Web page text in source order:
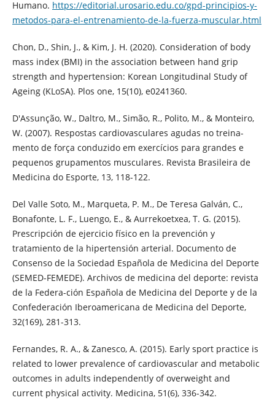
Humano. https://editorial.urosario.edu.co/gpd-principios-y-
metodos-para-el-entrenamiento-de-la-fuerza-muscular.html
Chon, D., Shin, J., & Kim, J. H. (2020). Consideration of body
mass index (BMI) in the association between hand grip
strength and hypertension: Korean Longitudinal Study of
Ageing (KLoSA). Plos one, 15(10), e0241360.
D'Assunção, W., Daltro, M., Simão, R., Polito, M., & Monteiro,
W. (2007). Respostas cardiovasculares agudas no treina-
mento de força conduzido em exercícios para grandes e
pequenos grupamentos musculares. Revista Brasileira de
Medicina do Esporte, 13, 118-122.
Del Valle Soto, M., Marqueta, P. M., De Teresa Galván, C.,
Bonafonte, L. F., Luengo, E., & Aurrekoetxea, T. G. (2015).
Prescripción de ejercicio físico en la prevención y
tratamiento de la hipertensión arterial. Documento de
Consenso de la Sociedad Española de Medicina del Deporte
(SEMED-FEMEDE). Archivos de medicina del deporte: revista
de la Federa-ción Española de Medicina del Deporte y de la
Confederación Iberoamericana de Medicina del Deporte,
32(169), 281-313.
Fernandes, R. A., & Zanesco, A. (2015). Early sport practice is
related to lower prevalence of cardiovascular and metabolic
outcomes in adults independently of overweight and
current physical activity. Medicina, 51(6), 336-342.